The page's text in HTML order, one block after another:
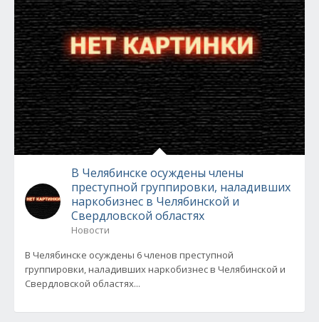
В Челябинске осуждены члены
преступной группировки, наладивших
наркобизнес в Челябинской и
Свердловской областях
Новости
В Челябинске осуждены 6 членов преступной
группировки, наладивших наркобизнес в Челябинской и
Свердловской областях...